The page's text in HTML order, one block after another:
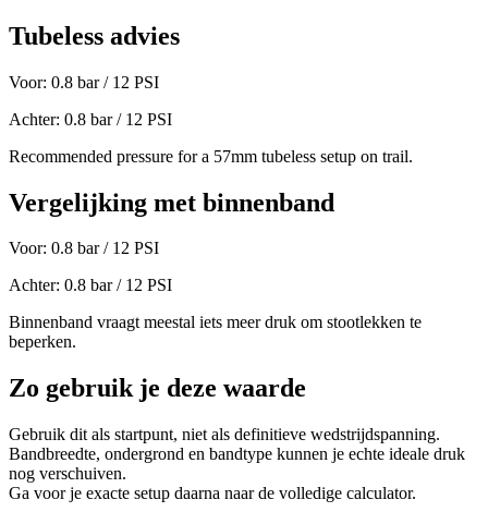
Tubeless advies
Voor: 0.8 bar / 12 PSI
Achter: 0.8 bar / 12 PSI
Recommended pressure for a 57mm tubeless setup on trail.
Vergelijking met binnenband
Voor: 0.8 bar / 12 PSI
Achter: 0.8 bar / 12 PSI
Binnenband vraagt meestal iets meer druk om stootlekken te
beperken.
Zo gebruik je deze waarde
Gebruik dit als startpunt, niet als definitieve wedstrijdspanning.
Bandbreedte, ondergrond en bandtype kunnen je echte ideale druk
nog verschuiven.
Ga voor je exacte setup daarna naar de volledige calculator.